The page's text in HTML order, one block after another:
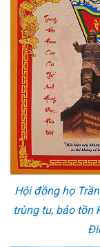
Hội đồng họ
trùng tu, bảo tồn